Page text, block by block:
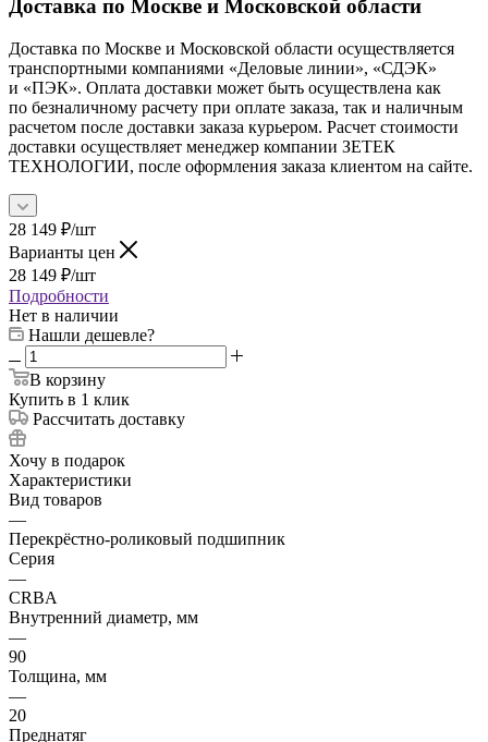
Доставка по Москве и Московской области
Доставка по Москве и Московской области осуществляется
транспортными компаниями «Деловые линии», «СДЭК»
и «ПЭК». Оплата доставки может быть осуществлена как
по безналичному расчету при оплате заказа, так и наличным
расчетом после доставки заказа курьером. Расчет стоимости
доставки осуществляет менеджер компании ЗЕТЕК
ТЕХНОЛОГИИ, после оформления заказа клиентом на сайте.
28 149 ₽/шт
Варианты цен
28 149 ₽/шт
Подробности
Нет в наличии
Нашли дешевле?
В корзину
Купить в 1 клик
Рассчитать доставку
Хочу в подарок
Характеристики
Вид товаров
—
Перекрёстно-роликовый подшипник
Серия
—
CRBA
Внутренний диаметр, мм
—
90
Толщина, мм
—
20
Преднатяг